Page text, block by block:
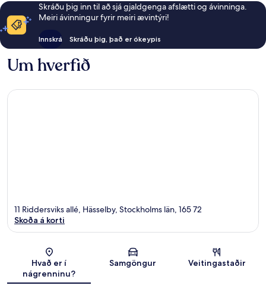
Skráðu þig inn til að sjá gjaldgenga afslætti og ávinninga.
Meiri ávinningur fyrir meiri ævintýri!
Innskrá Skráðu þig, það er ókeypis
Um hverfið
Kort
11 Riddersviks allé, Hässelby, Stockholms län, 165 72
Skoða á korti
Hvað er í
nágrenninu?
Samgöngur Veitingastaðir